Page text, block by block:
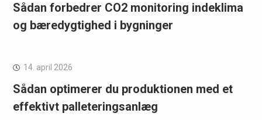
Sådan forbedrer CO2 monitoring indeklima
og bæredygtighed i bygninger
14. april 2026
Sådan optimerer du produktionen med et
effektivt palleteringsanlæg